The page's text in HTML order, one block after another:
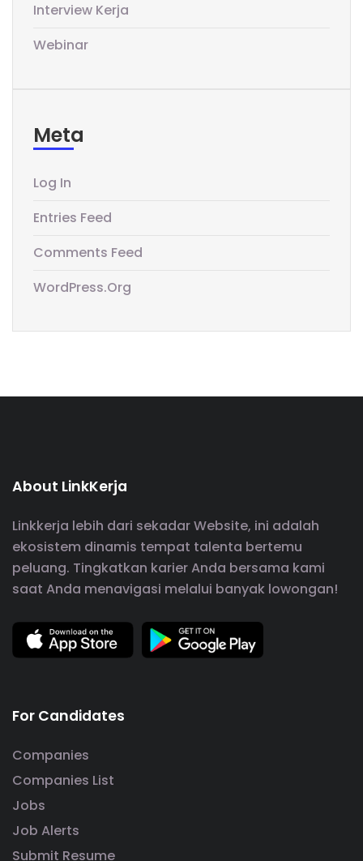
Interview Kerja
Webinar
Meta
Log In
Entries Feed
Comments Feed
WordPress.org
About LinkKerja
Linkkerja lebih dari sekadar Website, ini adalah
ekosistem dinamis tempat talenta bertemu
peluang. Tingkatkan karier Anda bersama kami
saat Anda menavigasi melalui banyak lowongan!
For Candidates
Companies
Companies List
Jobs
Job Alerts
Submit Resume